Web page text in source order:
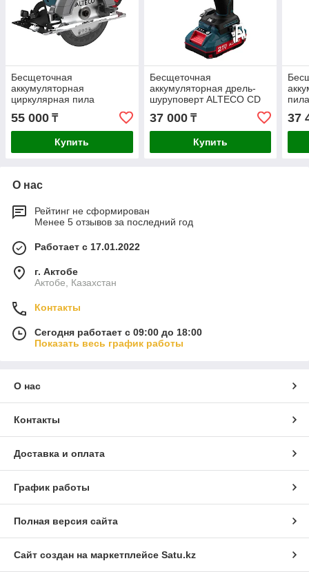
Бесщеточная
аккумуляторная
циркулярная пила
ALTECO CCS 20-165 Li BL
55 000 ₸
Купить
Бесщеточная
аккумуляторная дрель-
шуруповерт ALTECO CD
37 000₸
Купить
37
О нас
Рейтинг не сформирован
Менее 5 отзывов за последний год
Работает с 17.01.2022
г. Актобе
Актобе, Казахстан
Контакты
Сегодня работает с 09:00 до 18:00
Показать весь график работы
О нас
Контакты
Доставка и оплата
График работы
Полная версия сайта
Сайт создан на маркетплейсе Satu.kz